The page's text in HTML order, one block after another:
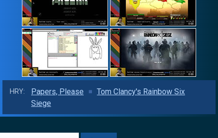
HRY: Papers, Please
Tom Clancy's Rainbow Six
Siege